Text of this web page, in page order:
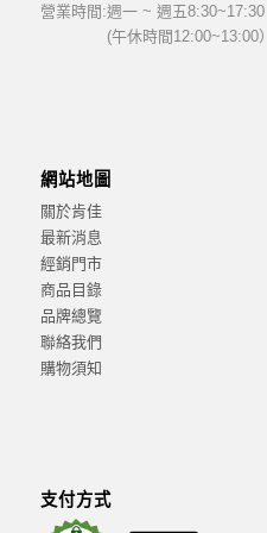
營業時間:週一 ~ 週五8:30~17:30
(午休時間12:00~13:00）
網站地圖
關於肯佳
最新消息
經銷門市
商品目錄
品牌總覽
聯絡我們
購物須知
支付方式